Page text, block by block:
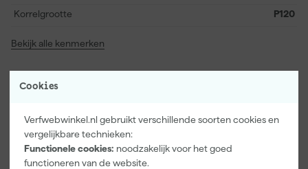
Cookies
Verfwebwinkel.nl gebruikt verschillende soorten cookies en
vergelijkbare technieken:
Functionele cookies: noodzakelijk voor het goed
functioneren van de website.
Korrelgrootte P120
Bekijk alle kenmerken
Vaak gekocht met